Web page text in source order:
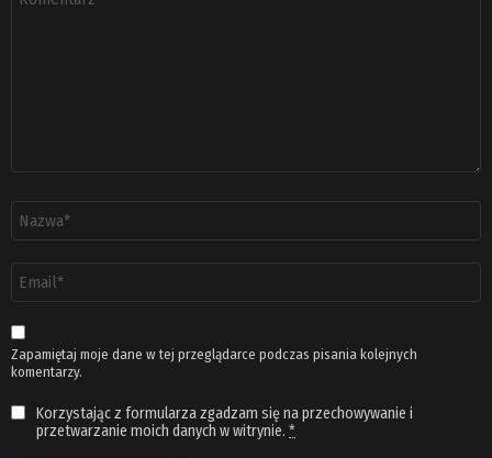
email
*
Zapamiętaj moje dane w tej przeglądarce podczas pisania kolejnych
komentarzy.
Korzystając z formularza zgadzam się na przechowywanie i
przetwarzanie moich danych w witrynie. *